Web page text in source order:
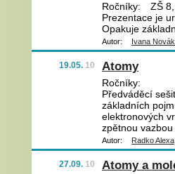
Ročníky:
ZŠ 8,
Prezentace je
Opakuje
Autor: Ivana
19.05. 10 Atomy
Ročníky:
Předváděcí
základních
elektronových
zpětnou
Autor: Radko Alexa
27.09. 10 Atomy a